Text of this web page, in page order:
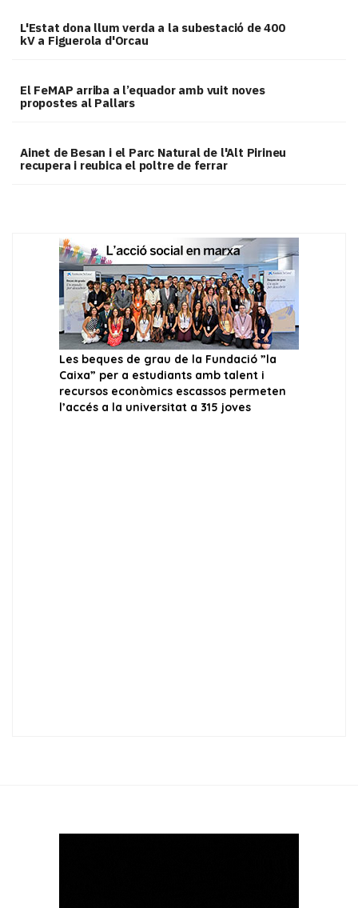
L'Estat dona llum verda a la subestació de 400
kV a Figuerola d'Orcau
El FeMAP arriba a l’equador amb vuit noves
propostes al Pallars
Ainet de Besan i el Parc Natural de l'Alt Pirineu
recupera i reubica el poltre de ferrar